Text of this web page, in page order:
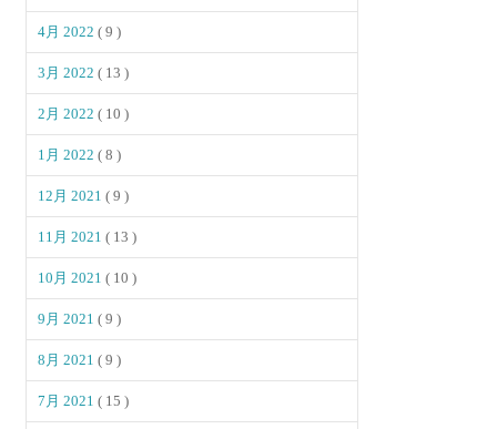
4月 2022( 9 )
3月 2022( 13 )
2月 2022( 10 )
1月 2022( 8 )
12月 2021( 9 )
11月 2021( 13 )
10月 2021( 10 )
9月 2021( 9 )
8月 2021( 9 )
7月 2021( 15 )